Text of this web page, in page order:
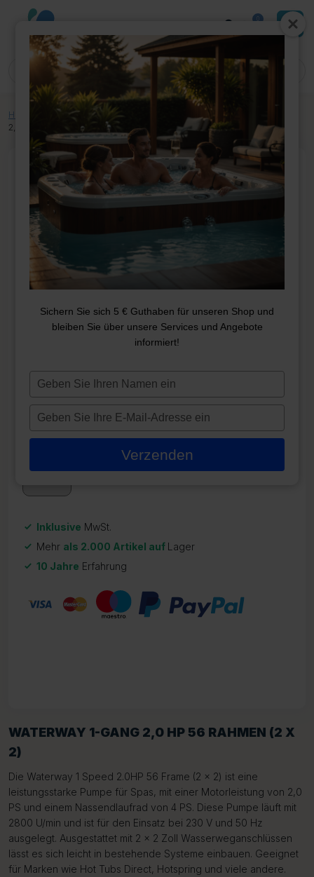
0
Home Whirlpool-Teile Pumpen »Waterway 1-Gang
2,0 HP 56 Rahmen (2 x 2)
WATERWAY 1-GANG 2,0 HP 56 RAHMEN (2 X
2)
Die Waterway 1 Speed 2.0HP 56 Frame (2 x 2) ist eine
leistungsstarke Pumpe für Spas, mit einer Motorleistung von 2,0
PS und einem Nassendlaufrad von 4 PS. Diese Pumpe läuft mit
2800 U/min und ist für den Einsatz bei 230 V und 50 Hz
ausgelegt. Ausgestattet mit 2 x 2 Zoll Wasserweganschlüssen
lässt es sich leicht in bestehende Systeme einbauen. Geeignet
für Marken wie Hot Tubs Direct, Hotspring und viele andere.
WATERWAY 1-GANG 2,0 HP
ZR-21264
499,95€
Auf Lager
Inklusive MwSt.
Mehr als 2.000 Artikel auf Lager
10 Jahre Erfahrung
Sichern Sie sich 5 € Guthaben für unseren Shop und
bleiben Sie über unsere Services und Angebote
informiert!
Typ
naam
Typ
e-
in
Verzenden